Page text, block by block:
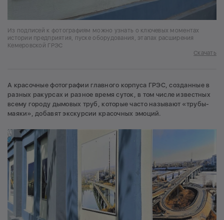
Из подписей к фотографиям можно узнать о ключевых моментах
истории предприятия, пуске оборудования, этапах расширения
Кемеровской ГРЭС
Скачать
А красочные фотографии главного корпуса ГРЭС, созданные в
разных ракурсах и разное время суток, в том числе известных
всему городу дымовых труб, которые часто называют «трубы-
маяки», добавят экскурсии красочных эмоций.